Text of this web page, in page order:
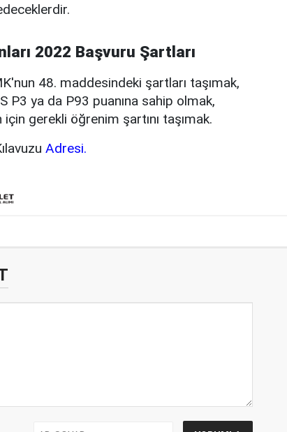
2022 Başvuru Şartları
48. maddesindeki şartları taşımak,
P3 ya da P93 puanına sahip olmak,
gerekli öğrenim şartını taşımak.
Adresi.